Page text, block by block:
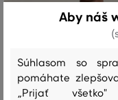
Aby náš
Súhlasom so
pomáhate
„Prijať